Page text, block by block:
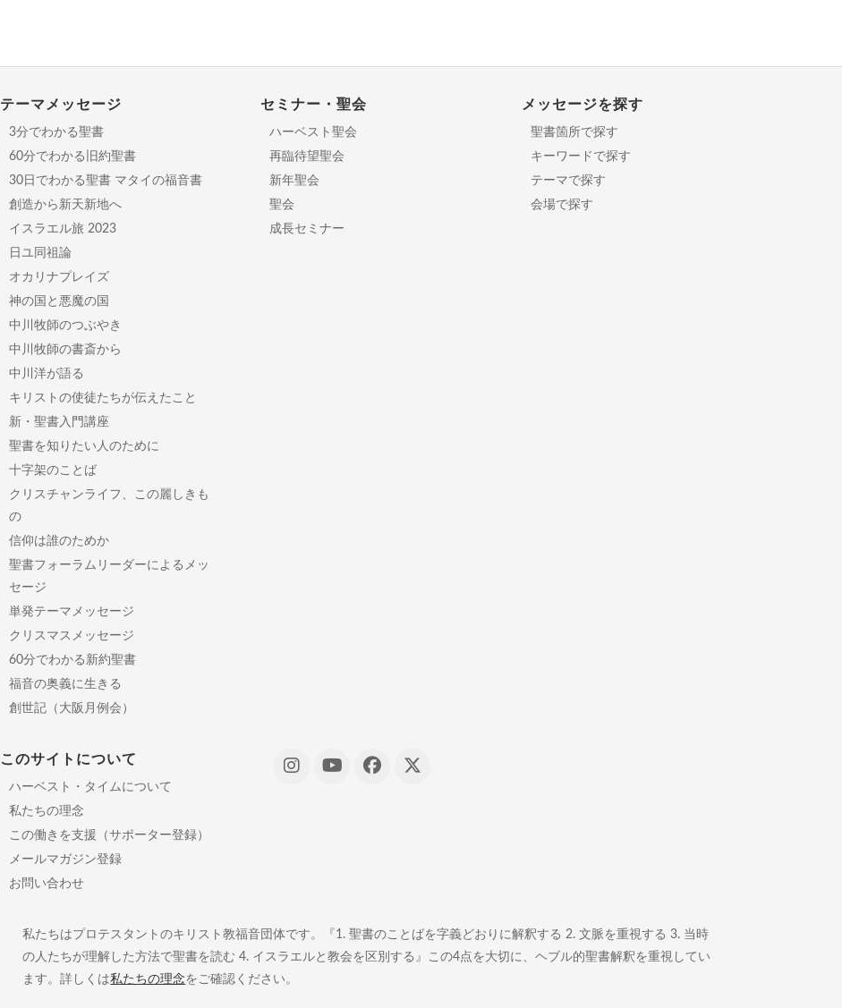
テーマメッセージ
3分でわかる聖書
60分でわかる旧約聖書
30日でわかる聖書 マタイの福音書
創造から新天新地へ
イスラエル旅 2023
日ユ同祖論
オカリナプレイズ
神の国と悪魔の国
中川牧師のつぶやき
中川牧師の書斎から
中川洋が語る
キリストの使徒たちが伝えたこと
新・聖書入門講座
聖書を知りたい人のために
十字架のことば
クリスチャンライフ、この麗しきも
の
信仰は誰のためか
聖書フォーラムリーダーによるメッ
セージ
単発テーマメッセージ
クリスマスメッセージ
60分でわかる新約聖書
福音の奥義に生きる
創世記（大阪月例会）
セミナー・聖会
ハーベスト聖会
再臨待望聖会
新年聖会
聖会
成長セミナー
メッセージを探す
聖書箇所で探す
キーワードで探す
テーマで探す
会場で探す
このサイトについて
ハーベスト・タイムについて
私たちの理念
この働きを支援（サポーター登録）
メールマガジン登録
お問い合わせ
私たちはプロテスタントのキリスト教福音団体です。『1. 聖書のことばを字義どおりに解釈する 2. 文脈を重視する 3. 当時
の人たちが理解した方法で聖書を読む 4. イスラエルと教会を区別する』この4点を大切に、ヘブル的聖書解釈を重視してい
ます。詳しくは私たちの理念をご確認ください。